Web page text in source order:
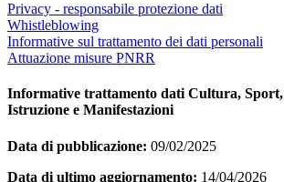
Privacy - responsabile protezione dati
Whistleblowing
Informative sul trattamento dei dati personali
Attuazione misure PNRR
Informative trattamento dati Cultura,
Istruzione e Manifestazioni
Data di pubblicazione: 09/02/2025
Data di ultimo aggiornamento: 14/04/2026